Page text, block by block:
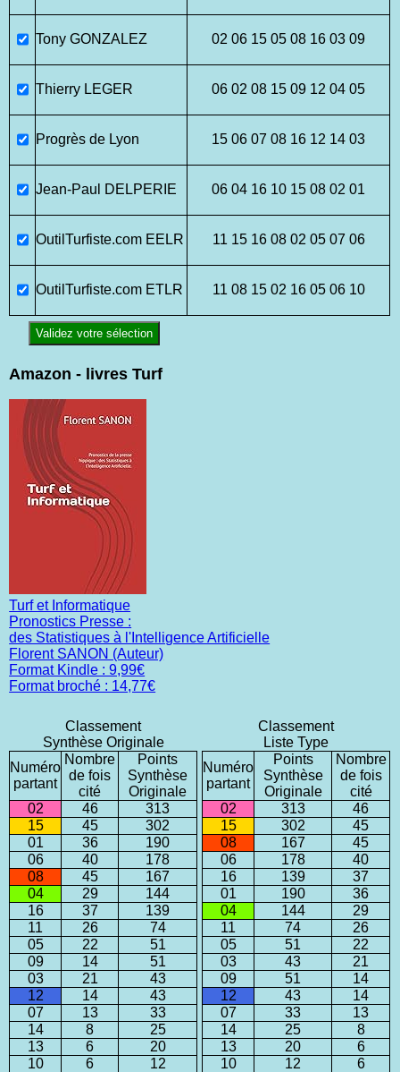
Tony GONZALEZ 02 06 15 05 08 16 03 09
Thierry LEGER 06 02 08 15 09 12 04 05
Progrès de Lyon 15 06 07 08 16 12 14 03
Jean-Paul DELPERIE 06 04 16 10 15 08 02 01
OutilTurfiste.com EELR 11 15 16 08 02 05 07 06
OutilTurfiste.com ETLR 11 08 15 02 16 05 06 10
Validez votre sélection
Amazon - livres Turf
Turf et Informatique
Pronostics Presse :
des Statistiques à l'Intelligence Artificielle
Florent SANON (Auteur)
Format Kindle : 9,99€
Format broché : 14,77€
Classement
Synthèse Originale
Numéro
partant
Nombre
de fois
cité
Points
Synthèse
Originale
02
46
313
15
45
302
01
36
190
06
40
178
08
45
167
04
29
144
16
37
139
11
26
74
05
22
51
09
14
51
03
21
43
12
14
43
07
13
33
14
8
25
13
6
20
10
6 12
Classement
Liste Type
Numéro
partant
Points
Synthèse
Originale
Nombre
de fois
cité
02
313
46
15
302
45
08
167
45
06
178
40
16
139
37
01
190
36
04
144
29
11
74
26
05
51
22
03
43
21
09
51
14
12
43
14
07
33
13
14
25
8
13
20
6
10
12 6